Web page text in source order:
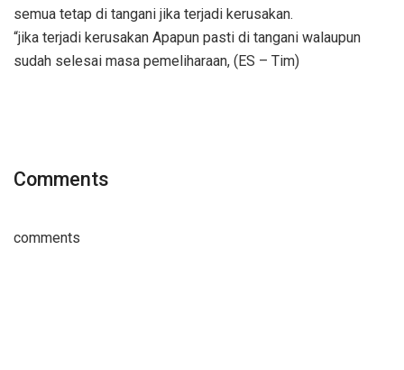
semua tetap di tangani jika terjadi kerusakan.
“jika terjadi kerusakan Apapun pasti di tangani walaupun
sudah selesai masa pemeliharaan, (ES – Tim)
Comments
comments